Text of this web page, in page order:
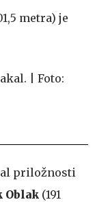
metra) je
priložnosti
Oblak (191